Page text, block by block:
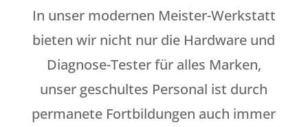
In unser modernen Meister-Werkstatt
bieten wir nicht nur die Hardware und
Diagnose-Tester für alles Marken,
unser geschultes Personal ist durch
permanete Fortbildungen auch immer